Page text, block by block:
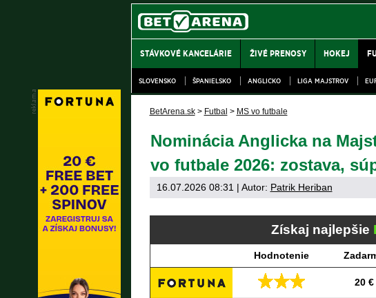
STÁVKOVÉ KANCELÁRIE ŽIVÉ PRENOSY HOKEJ
SLOVENSKO ŠPANIELSKO ANGLICKO LIGA MAJSTROV
BetArena.sk > Futbal > MS vo futbale
Nominácia Anglicka na
vo futbale 2026: zostava,
16.07.2026 08:31 | Autor: Patrik Heriban
Získaj najlepšie
Hodnotenie
20 €